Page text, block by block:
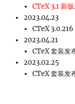
CTeX 3.1 新
2023.04.23
CTeX 3.0.216
2023.04.21
CTeX 套装发
2023.02.25
CTeX 套装发